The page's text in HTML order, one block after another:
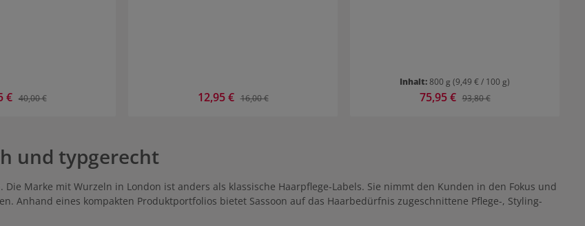
€ Regulärer Preis:
40,00 € Verkaufspreis:
12,95 € Regulärer Preis:
16,00 €
Inhalt:800 g (9,49 € / 100 g)
Verkaufspreis:
75,95 € Regulärer Preis:
93,80 €
und typgerecht
Marke mit Wurzeln in London ist anders als klassische Haarpflege-Labels. Sie nimmt den Kunden in den Fokus und
Anhand eines kompakten Produktportfolios bietet Sassoon auf das Haarbedürfnis zugeschnittene Pflege-, Styling-